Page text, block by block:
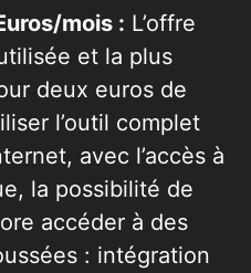
mois : L’offre
et la plus
deux euros de
l’outil complet
avec l’accès à
la possibilité de
accéder à des
: intégration